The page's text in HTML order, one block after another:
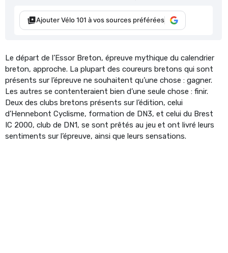
Ajouter Vélo 101 à vos sources préférées
Le départ de l’Essor Breton, épreuve mythique du calendrier
breton, approche. La plupart des coureurs bretons qui sont
présents sur l’épreuve ne souhaitent qu’une chose : gagner.
Les autres se contenteraient bien d’une seule chose : finir.
Deux des clubs bretons présents sur l’édition, celui
d’Hennebont Cyclisme, formation de DN3, et celui du Brest
IC 2000, club de DN1, se sont prêtés au jeu et ont livré leurs
sentiments sur l’épreuve, ainsi que leurs sensations.